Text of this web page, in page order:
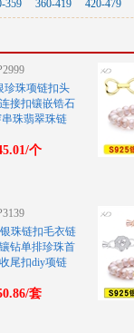
359 360-419 420-479
珍珠项链扣头
接扣镶嵌锆石
珠翡翠珠链
个
珠链扣毛衣链
钻单排珍珠首
尾扣diy项链
套